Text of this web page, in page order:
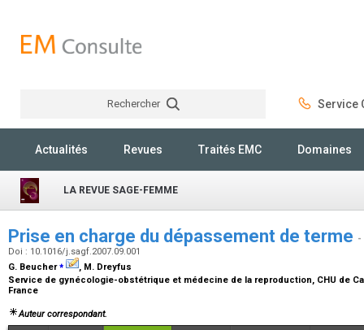
Rechercher Service
Actualités Revues Traités EMC Domaines
LA REVUE SAGE-FEMME
Prise en charge du dépassement de terme -
Doi : 10.1016/j.sagf.2007.09.001
G. Beucher⁎
, M. Dreyfus
Service de gynécologie-obstétrique et médecine de la reproduction, CHU de
France
Auteur correspondant.